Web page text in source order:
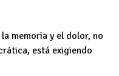
memoria y el dolor, no
está exigiendo